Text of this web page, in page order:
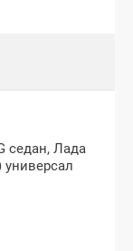
седан,Лада
универсал